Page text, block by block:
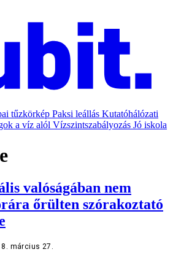
tűzkörkép Paksi leállás Kutatóhálózati
a víz alól Vízszintszabályozás Jó iskola
valóságában nem
őrülten szórakoztató
március 27.